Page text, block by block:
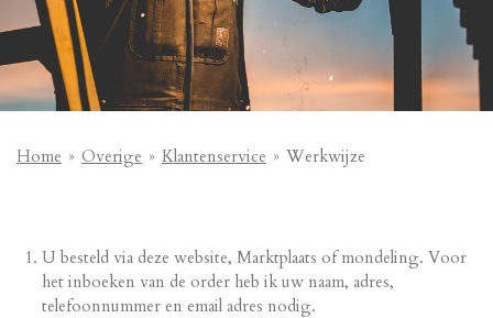
Home » Overige » Klantenservice » Werkwijze
U besteld via deze website, Marktplaats of mondeling. Voor
het inboeken van de order heb ik uw naam, adres,
telefoonnummer en email adres nodig.